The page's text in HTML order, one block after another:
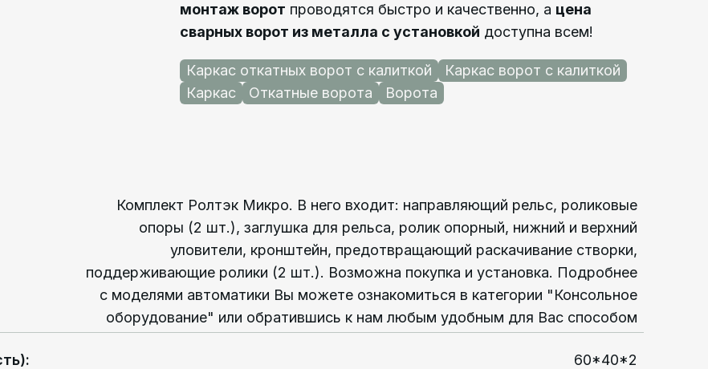
монтаж ворот проводятся быстро и качественно, а цена
сварных ворот из металла с установкой доступна всем!
Каркас откатных ворот с калиткой
Каркас ворот с калиткой
Каркас
Откатные ворота Ворота
Комплект Ролтэк Микро. В него входит: направляющий рельс, роликовые
опоры (2 шт.), заглушка для рельса, ролик опорный, нижний и верхний
уловители, кронштейн, предотвращающий раскачивание створки,
поддерживающие ролики (2 шт.). Возможна покупка и установка. Подробнее
с моделями автоматики Вы можете ознакомиться в категории "Консольное
оборудование" или обратившись к нам любым удобным для Вас способом
: 60*40*2